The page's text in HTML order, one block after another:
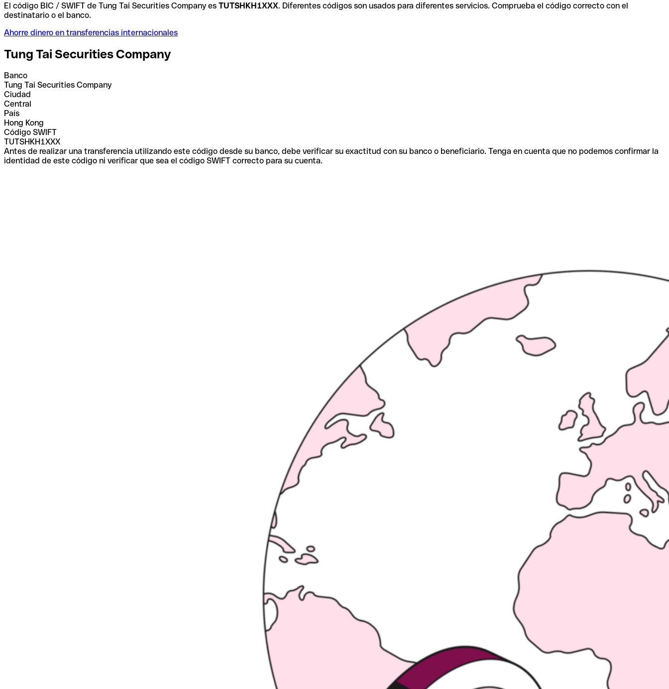
El código BIC / SWIFT de Tung Tai Securities Company es TUTSHKH1XXX. Diferentes códigos son usados para diferentes servicios. Comprueba el código correcto con el
destinatario o el banco.
Ahorre dinero en transferencias internacionales
Tung Tai Securities Company
Banco
Tung Tai Securities Company
Ciudad
Central
País
Hong Kong
Código SWIFT
TUTSHKH1XXX
Antes de realizar una transferencia utilizando este código desde su banco, debe verificar su exactitud con su banco o beneficiario. Tenga en cuenta que no podemos confirmar la
identidad de este código ni verificar que sea el código SWIFT correcto para su cuenta.